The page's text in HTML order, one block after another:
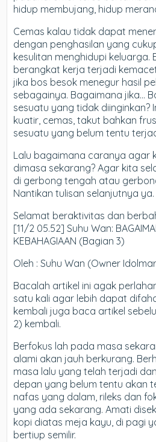
hidup membujang, hidup
Cemas kalau tidak dapat
dengan penghasilan yang
kesulitan menghidupi keluarga.
berangkat kerja terjadi
jika bos besok menegur hasil
sebagainya. Bagaimana jika…
sesuatu yang tidak diinginkan?
kuatir, cemas, takut bahkan
sesuatu yang belum tentu
Lalu bagaimana caranya agar
dimasa sekarang? Agar kita
di gerbong tengah atau
Nantikan tulisan selanjutnya ya.
Selamat beraktivitas dan
[11/2 05.52] Suhu Wan:
KEBAHAGIAAN (Bagian 3)
Oleh : Suhu Wan (Owner
Bacalah artikel ini agak
satu kali agar lebih dapat
kembali juga baca artikel
2) kembali.
Berfokus lah pada masa
alami akan jauh berkurang.
masa lalu yang telah terjadi
depan yang belum tentu akan
nafas yang dalam, rileks dan
yang ada sekarang. Amati
kopi diatas meja kayu, di pagi
bertiup semilir.